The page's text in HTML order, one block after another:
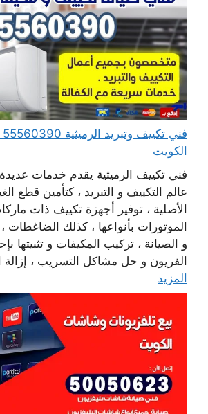
الكويت
فني تكييف الرميثية يقدم خدمات
عالم التكييف و التبريد ، كتأمين قطع
الأصلية ، توفير أجهزة تكييف ذات
الموتورات بأنواعها ، كذلك
و الصيانة ، تركيب المكيفات و تثبيتها
الفريون و حل مشاكل التسريب ، إزالة
المزيد